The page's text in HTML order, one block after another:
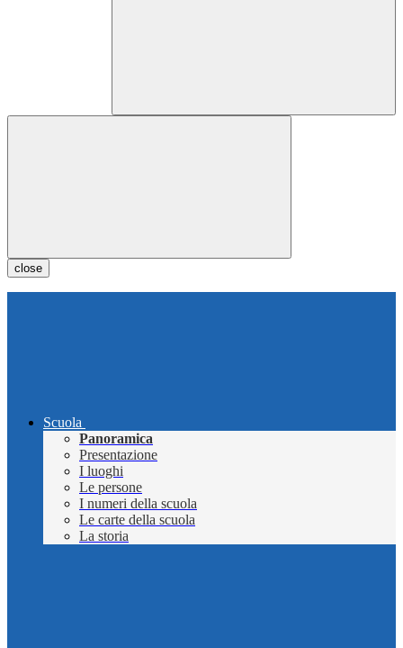
close
Scuola
Panoramica
Presentazione
I luoghi
Le persone
I numeri della scuola
Le carte della scuola
La storia